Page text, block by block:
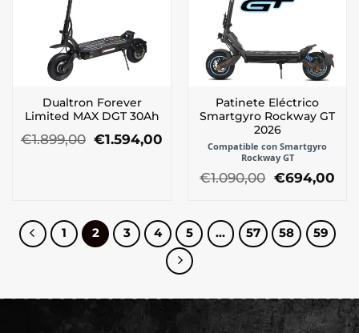
Dualtron Forever
Limited MAX DGT 30Ah
€1.899,00 El
€1.594,00
Patinete Eléctrico
Smartgyro Rockway GT
2026
Compatible con Smartgyro
Rockway GT
€1.090,00 El
precio
era:
€1.090,00.
€694,00El
1 2 3 4 5 … 57 58 59